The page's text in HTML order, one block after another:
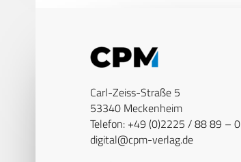
Carl-Zeiss-Straße 5
53340 Meckenheim
Telefon: +49 (0)2225 / 88 89 – 0
digital@cpm-verlag.de